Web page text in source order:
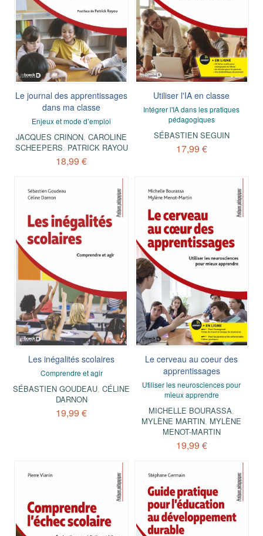
Le journal des apprentissages
dans ma classe
Enjeux et mode d’emploi
JACQUES CRINON,CAROLINE
SCHEEPERS, PATRICK RAYOU
18,99 €
Utiliser l'IA en classe
Intégrer l'IA dans les pratiques
pédagogiques
SÉBASTIEN SEGUIN
17,99 €
Les inégalités scolaires
Comprendre et agir
SÉBASTIEN GOUDEAU,CÉLINE
DARNON
19,99 €
Le cerveau au coeur des
apprentissages
Utiliser les neurosciences pour
mieux apprendre
MICHELLE BOURASSA,
MYLÈNE MARTIN, MYLÈNE
MENOT-MARTIN
19,99 €